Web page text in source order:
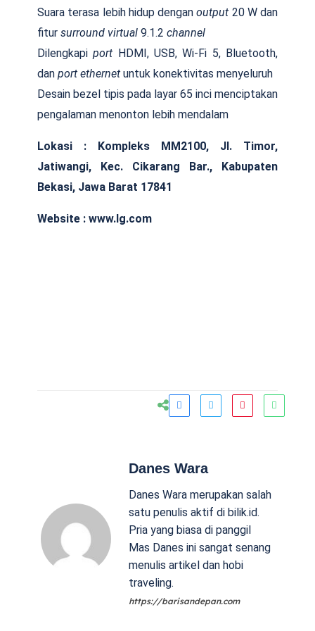
Suara terasa lebih hidup denganoutput 20 W dan
fitur surround virtual 9.1.2 channel
Dilengkapiport HDMI, USB, Wi-Fi 5, Bluetooth,
dan port ethernet untuk konektivitas menyeluruh
Desain bezel tipis pada layar 65 inci menciptakan
pengalaman menonton lebih mendalam
Lokasi : Kompleks MM2100, Jl. Timor,
Jatiwangi, Kec. Cikarang Bar., Kabupaten
Bekasi, Jawa Barat 17841
Website : www.lg.com
Danes Wara
Danes Wara merupakan salah
satu penulis aktif di bilik.id.
Pria yang biasa di panggil
Mas Danes ini sangat senang
menulis artikel dan hobi
traveling.
https://barisandepan.com